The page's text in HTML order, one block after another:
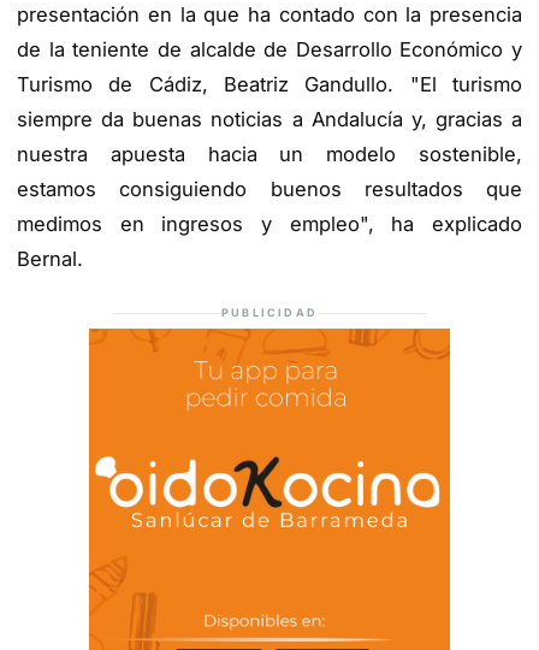
presentación en la que ha contado con la presencia
de la teniente de alcalde de Desarrollo Económico y
Turismo de Cádiz, Beatriz Gandullo. "El turismo
siempre da buenas noticias a Andalucía y, gracias a
nuestra apuesta hacia un modelo sostenible,
estamos consiguiendo buenos resultados que
medimos en ingresos y empleo", ha explicado
Bernal.
PUBLICIDAD